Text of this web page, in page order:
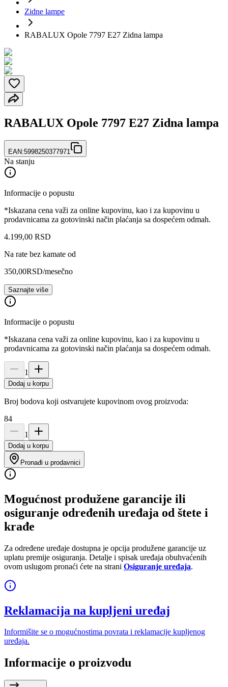
Zidne lampe
RABALUX Opole 7797 E27 Zidna lampa
RABALUX Opole 7797 E27 Zidna lampa
EAN:5998250377971
Na stanju
Informacije o popustu
*Iskazana cena važi za online kupovinu, kao i za kupovinu u
prodavnicama za gotovinski način plaćanja sa dospećem odmah.
4.199,00 RSD
Na rate bez kamate od
350,00RSD/mesečno
Saznajte više
Informacije o popustu
*Iskazana cena važi za online kupovinu, kao i za kupovinu u
prodavnicama za gotovinski način plaćanja sa dospećem odmah.
1
Dodaj u korpu
Broj bodova koji ostvarujete kupovinom ovog proizvoda:
84
1
Dodaj u korpu
Pronađi u prodavnici
Mogućnost produžene garancije ili
osiguranje određenih uređaja od štete i
krađe
Za određene uređaje dostupna je opcija produžene garancije uz
uplatu premije osiguranja. Detalje i spisak uređaja obuhvaćenih
ovom uslugom pronaći ćete na strani Osiguranje uređaja.
Reklamacija na kupljeni uređaj
Informišite se o mogućnostima povrata i reklamacije kupljenog
uređaja.
Informacije o proizvodu